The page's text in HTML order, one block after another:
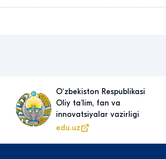
Oʻzbekiston Respublikasi
Oliy taʼlim, fan va
innovatsiyalar vazirligi
edu.uz